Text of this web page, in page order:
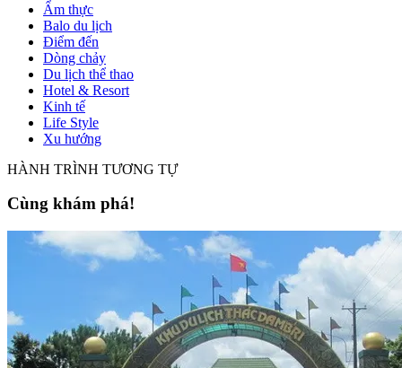
Ẩm thực
Balo du lịch
Điểm đến
Dòng chảy
Du lịch thể thao
Hotel & Resort
Kinh tế
Life Style
Xu hướng
HÀNH TRÌNH TƯƠNG TỰ
Cùng khám phá!